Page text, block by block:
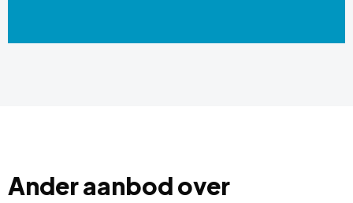
Ander aanbod over